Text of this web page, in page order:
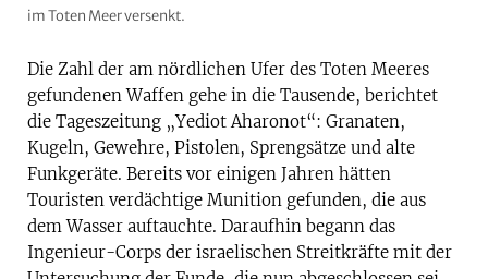
im Toten Meer versenkt.
Die Zahl der am nördlichen Ufer des Toten Meeres
gefundenen Waffen gehe in die Tausende, berichtet
die Tageszeitung „Yediot Aharonot“: Granaten,
Kugeln, Gewehre, Pistolen, Sprengsätze und alte
Funkgeräte. Bereits vor einigen Jahren hätten
Touristen verdächtige Munition gefunden, die aus
dem Wasser auftauchte. Daraufhin begann das
Ingenieur-Corps der israelischen Streitkräfte mit der